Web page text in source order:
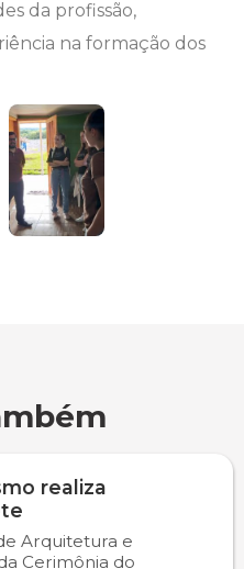
da profissão,
na formação dos
realiza
Arquitetura e
Cerimônia do